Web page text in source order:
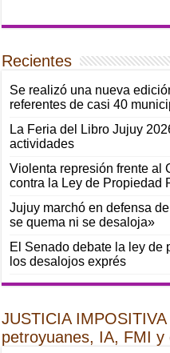
Recientes
Se realizó una nueva
referentes de casi 40
La Feria del Libro Jujuy
actividades
Violenta represión frente al
contra la Ley de Propiedad
Jujuy marchó en defensa
se quema ni se desaloja»
El Senado debate la ley de
los desalojos exprés
JUSTICIA
petroyuanes, IA, FMI y